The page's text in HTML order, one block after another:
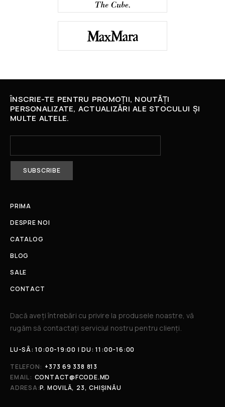
ÎNSCRIE-TE PENTRU PROMOȚII, NOUTĂȚI
PERSONALIZATE, ACTUALIZĂRI ALE STOCULUI ȘI
MULTE ALTELE.
PRIMA
DESPRE NOI
CATALOG
BLOG
SALE
CONTACT
Dacă aveți întrebări cu privire la produsele noastre, vă
rugăm să contactați serviciul nostru pentru clienți.​
LU-SÂ: 10:00-19:00 | DU: 11:00-16:00
TELEFON: +373 69 338 813
EMAIL: CONTACT@FCODE.MD
ADRESA:P. MOVILĂ, 23, CHIȘINĂU